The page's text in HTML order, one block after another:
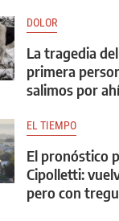
DOLOR
La tragedia
primera
salimos por
EL TIEMPO
El pronóstico
Cipolletti:
pero con